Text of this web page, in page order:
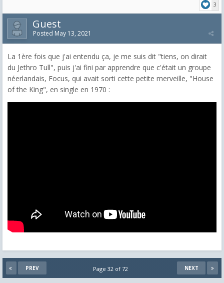
3
Guest
Posted May 13, 2021
La 1ère fois que j'ai entendu ça, je me suis dit "tiens, on dirait
du Jethro Tull", puis j'ai fini par apprendre que c'était un groupe
néerlandais, Focus, qui avait sorti cette petite merveille, "House
of the King", en single en 1970 :
PREV NEXT
Page 32 of 72